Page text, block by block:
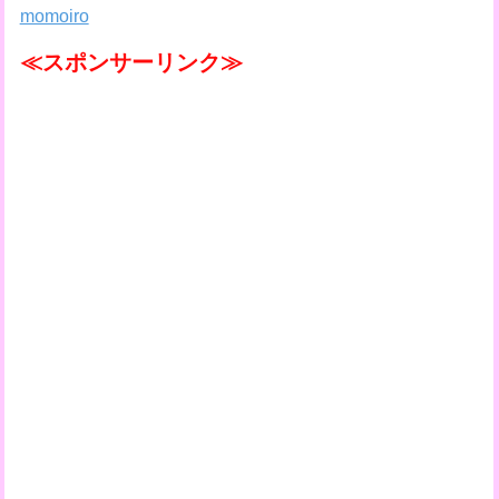
momoiro
≪スポンサーリンク≫